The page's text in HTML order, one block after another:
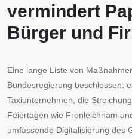
vermindert
Bürger und
Eine lange Liste von
Bundesregierung beschlossen:
Taxiunternehmen, die
Feiertagen wie Fronleichnam
umfassende Digitalisierung des